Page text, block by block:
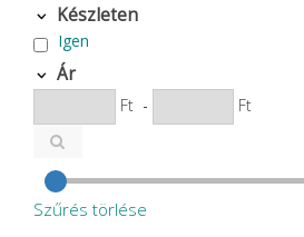
Készleten
Igen
Ár
Ft - Ft
Szűrés törlése